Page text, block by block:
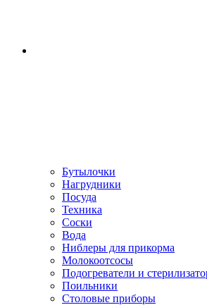
Бутылочки
Нагрудники
Посуда
Техника
Соски
Вода
Ниблеры для прикорма
Молокоотсосы
Подогреватели и
Поильники
Столовые приборы